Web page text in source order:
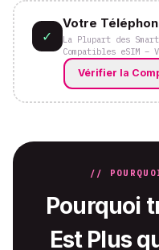
✓
Votre
La Plupart des
Compatibles eSIM
Vérifier la
//
Pourquoi
Est Plus